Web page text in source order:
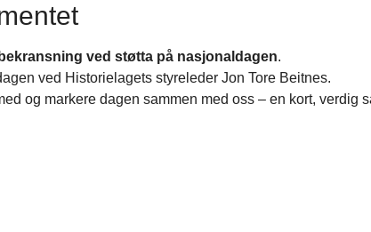
bekransning ved støtta på nasjonaldagen.
ved Historielagets styreleder Jon Tore Beitnes.
og markere dagen sammen med oss – en kort, verdig